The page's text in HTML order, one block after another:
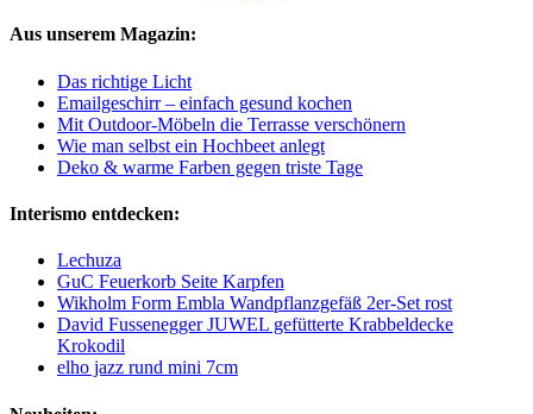
Aus unserem Magazin:
Das richtige Licht
Emailgeschirr – einfach gesund kochen
Mit Outdoor-Möbeln die Terrasse verschönern
Wie man selbst ein Hochbeet anlegt
Deko & warme Farben gegen triste Tage
Interismo entdecken:
Lechuza
GuC Feuerkorb Seite Karpfen
Wikholm Form Embla Wandpflanzgefäß 2er-Set rost
David Fussenegger JUWEL gefütterte Krabbeldecke
Krokodil
elho jazz rund mini 7cm